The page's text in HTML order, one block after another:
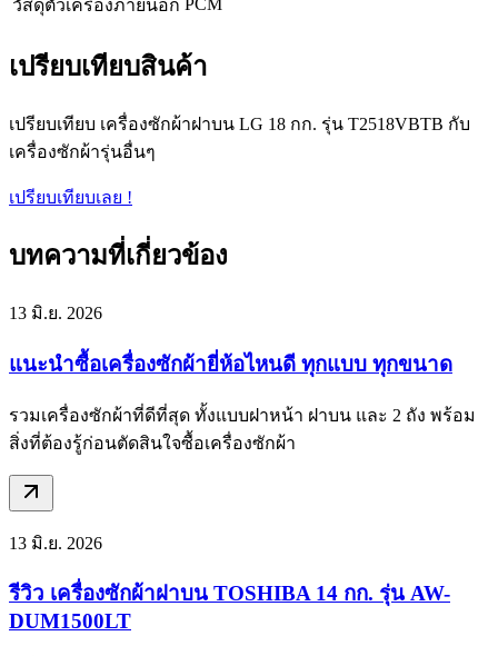
วัสดุตัวเครื่องภายนอก PCM
เปรียบเทียบสินค้า
เปรียบเทียบ เครื่องซักผ้าฝาบน LG 18 กก. รุ่น T2518VBTB กับ
เครื่องซักผ้ารุ่นอื่นๆ
เปรียบเทียบเลย !
บทความที่เกี่ยวข้อง
13 มิ.ย. 2026
แนะนำซื้อเครื่องซักผ้ายี่ห้อไหนดี ทุกแบบ ทุกขนาด
รวมเครื่องซักผ้าที่ดีที่สุด ทั้งแบบฝาหน้า ฝาบน และ 2 ถัง พร้อม
สิ่งที่ต้องรู้ก่อนตัดสินใจซื้อเครื่องซักผ้า
13 มิ.ย. 2026
รีวิว เครื่องซักผ้าฝาบน TOSHIBA 14 กก. รุ่น AW-
DUM1500LT